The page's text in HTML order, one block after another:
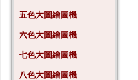
五色大圖繪圖機
六色大圖繪圖機
七色大圖繪圖機
八色大圖繪圖機